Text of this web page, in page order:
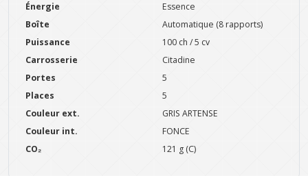
Énergie
Essence
Boîte
Automatique (8 rapports)
Puissance
100 ch / 5 cv
Carrosserie
Citadine
Portes
5
Places
5
Couleur ext.
GRIS ARTENSE
Couleur int.
FONCE
CO₂
121 g (C)